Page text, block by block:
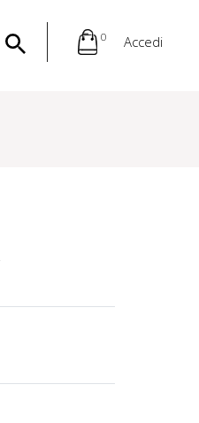
0 Accedi